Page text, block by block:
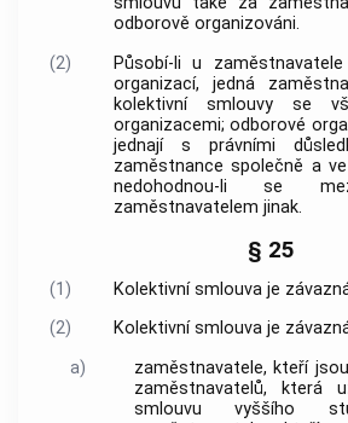
odborově organizováni.
(2)
Působí-li u
organizací, jedná
kolektivní smlouvy se
organizacemi; odborové
jednají s právními
zaměstnance společně a
nedohodnou-li se
zaměstnavatelem jinak.
§ 25
(1)
Kolektivní smlouva je
(2)
Kolektivní smlouva je
a)
zaměstnavatele, kteří
zaměstnavatelů, která
smlouvu vyššího